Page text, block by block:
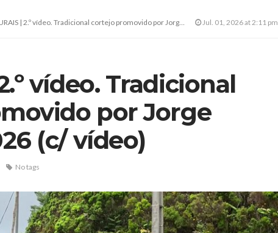
| 2.º vídeo. Tradicional cortejo promovido por Jorge Cardoso 2026 (c/ vídeo) Jul. 01, 2026 at 2:11 pm
vídeo. Tradicional
por Jorge
(c/ vídeo)
No tags